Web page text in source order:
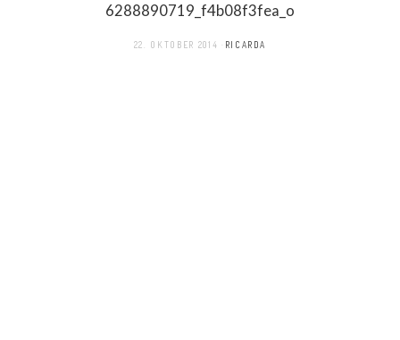
6288890719_f4b08f3fea_o
22. OKTOBER 2014 RICARDA